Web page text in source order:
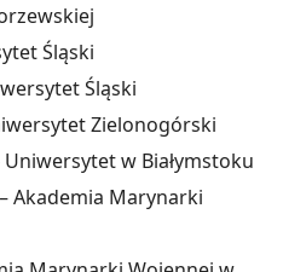
Śląski
Śląski
Zielonogórski
w Białymstoku
Akademia Marynarki